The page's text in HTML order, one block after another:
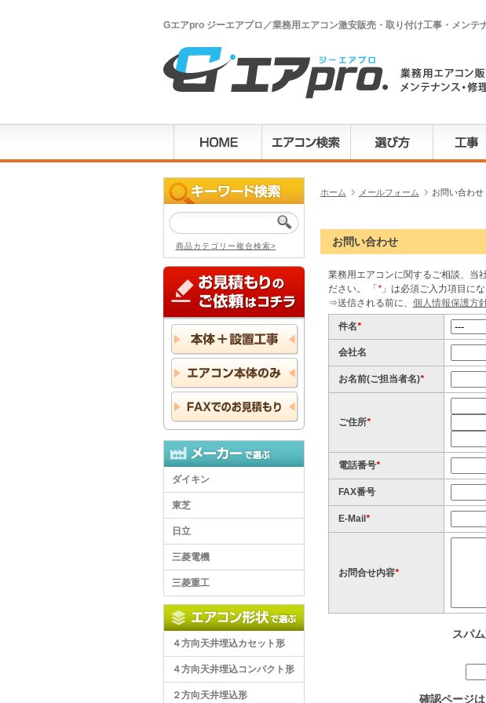
Gエアpro ジーエアプロ／業務用エアコン激安販売・取り付け工事・メンテ
ホーム メールフォーム お問い合わせ
お問い合わせ
業務用エアコンに関するご相談、当
ださい。 「 *」は必須ご入力項目に
⇒送信される前に、 個人情報保護方
件名*
会社名
お名前(ご担当者名)*
ご住所*
電話番号*
FAX番号
E-Mail *
お問合せ内容*
スパ
確認ページ
商品カテゴリー複合検索>
ダイキン
東芝
日立
三菱電機
三菱重工
４方向天井埋込カセット形
４方向天井埋込コンパクト形
２方向天井埋込形